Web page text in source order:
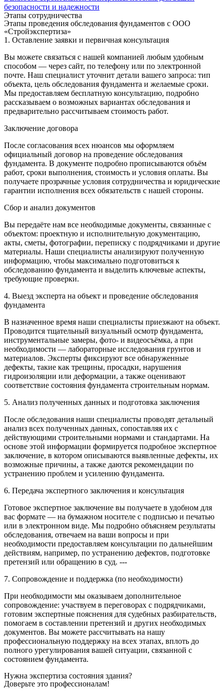
безопасности и надежности
Этапы сотрудничества
Этапы проведения обследования фундаментов с ООО
«Стройэкспертиза»
1. Оставление заявки и первичная консультация
Вы можете связаться с нашей компанией любым удобным
способом — через сайт, по телефону или по электронной
почте. Наш специалист уточнит детали вашего запроса: тип
объекта, цель обследования фундамента и желаемые сроки.
Мы предоставляем бесплатную консультацию, подробно
рассказываем о возможных вариантах обследования и
предварительно рассчитываем стоимость работ.
Заключение договора
После согласования всех нюансов мы оформляем
официальный договор на проведение обследования
фундамента. В документе подробно прописываются объём
работ, сроки выполнения, стоимость и условия оплаты. Вы
получаете прозрачные условия сотрудничества и юридические
гарантии исполнения всех обязательств с нашей стороны.
Сбор и анализ документов
Вы передаёте нам все необходимые документы, связанные с
объектом: проектную и исполнительную документацию,
акты, сметы, фотографии, переписку с подрядчиками и другие
материалы. Наши специалисты анализируют полученную
информацию, чтобы максимально подготовиться к
обследованию фундамента и выделить ключевые аспекты,
требующие проверки.
4. Выезд эксперта на объект и проведение обследования
фундамента
В назначенное время наши специалисты приезжают на объект.
Проводится тщательный визуальный осмотр фундамента,
инструментальные замеры, фото- и видеосъёмка, а при
необходимости — лабораторные исследования грунтов и
материалов. Эксперты фиксируют все обнаруженные
дефекты, такие как трещины, просадки, нарушения
гидроизоляции или деформации, а также оценивают
соответствие состояния фундамента строительным нормам.
5. Анализ полученных данных и подготовка заключения
После обследования наши специалисты проводят детальный
анализ всех полученных данных, сопоставляя их с
действующими строительными нормами и стандартами. На
основе этой информации формируется подробное экспертное
заключение, в котором описываются выявленные дефекты, их
возможные причины, а также даются рекомендации по
устранению проблем и усилению фундамента.
6. Передача экспертного заключения и консультация
Готовое экспертное заключение вы получаете в удобном для
вас формате — на бумажном носителе с подписью и печатью
или в электронном виде. Мы подробно объясняем результаты
обследования, отвечаем на ваши вопросы и при
необходимости предоставляем консультации по дальнейшим
действиям, например, по устранению дефектов, подготовке
претензий или обращению в суд. ---
7. Сопровождение и поддержка (по необходимости)
При необходимости мы оказываем дополнительное
сопровождение: участвуем в переговорах с подрядчиками,
готовим экспертные пояснения для судебных разбирательств,
помогаем в составлении претензий и других необходимых
документов. Вы можете рассчитывать на нашу
профессиональную поддержку на всех этапах, вплоть до
полного урегулирования вашей ситуации, связанной с
состоянием фундамента.
Нужна экспертиза состояния здания?
Доверьте это профессионалам!